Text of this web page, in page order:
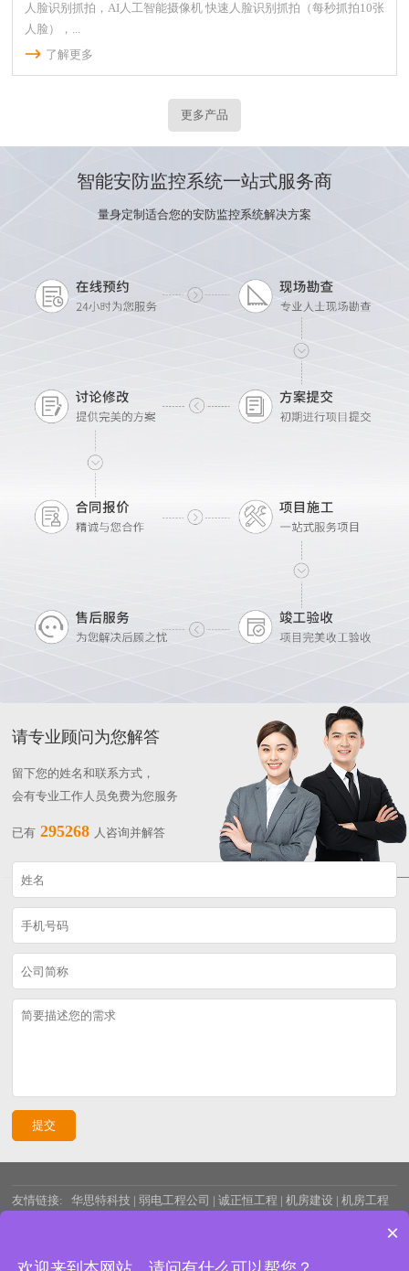
人脸识别抓拍，AI人工智能摄像机 快速人脸识别抓拍（每秒抓拍10张
人脸），...
了解更多
更多产品
智能安防监控系统一站式服务商
量身定制适合您的安防监控系统解决方案
请专业顾问为您解答
留下您的姓名和联系方式，
会有专业工作人员免费为您服务
已有 295268 人咨询并解答
友情链接:华思特科技 |弱电工程公司 |诚正恒工程 |机房建设 |机房工程
百度统计 网站地图
×